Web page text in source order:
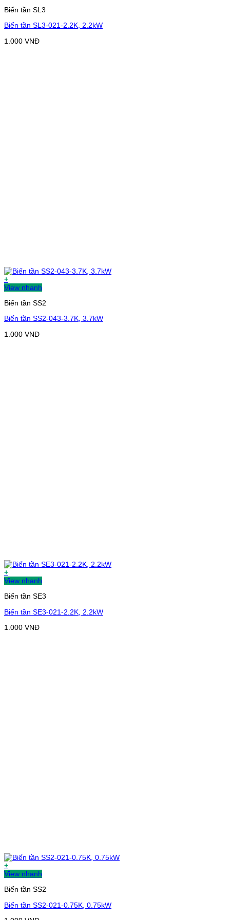
Biến tần SL3
Biến tần SL3-021-2.2K, 2.2kW
1.000 VNĐ
+
View nhanh
Biến tần SS2
Biến tần SS2-043-3.7K, 3.7kW
1.000 VNĐ
+
View nhanh
Biến tần SE3
Biến tần SE3-021-2.2K, 2.2kW
1.000 VNĐ
+
View nhanh
Biến tần SS2
Biến tần SS2-021-0.75K, 0.75kW